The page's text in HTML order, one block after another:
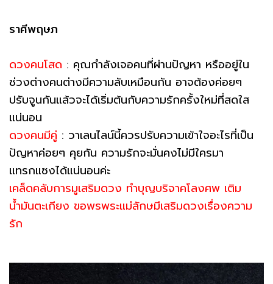
ราศีพฤษภ
ดวงคนโสด : คุณกำลังเจอคนที่ผ่านปัญหา หรืออยู่ใน
ช่วงต่างคนต่างมีความลับเหมือนกัน อาจต้องค่อยๆ
ปรับจูนกันแล้วจะได้เริ่มต้นกับความรักครั้งใหม่ที่สดใส
แน่นอน
ดวงคนมีคู่ : วาเลนไลน์นี้ควรปรับความเข้าใจอะไรที่เป็น
ปัญหาค่อยๆ คุยกัน ความรักจะมั่นคงไม่มีใครมา
แทรกแซงได้แน่นอนค่ะ
เคล็ดคลับการมูเสริมดวง ทำบุญบริจาคโลงศพ เติม
น้ำมันตะเกียง ขอพรพระแม่ลักษมีเสริมดวงเรื่องความ
รัก